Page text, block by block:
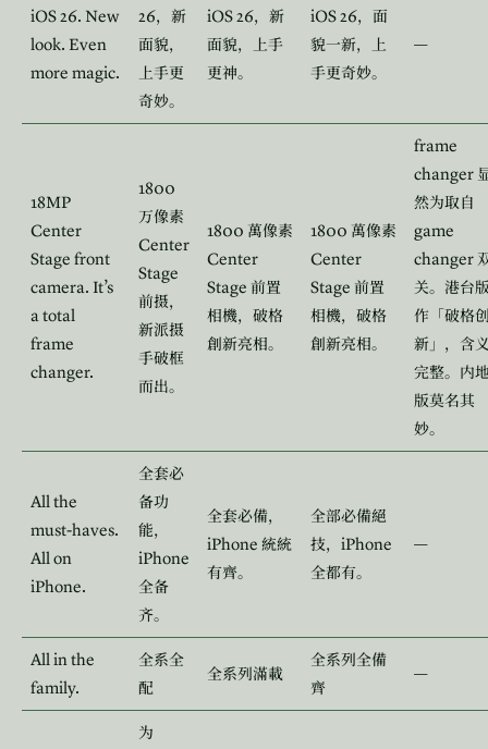
iOS 26. New
look. Even
more magic.
26，新
面貌，
上手更
奇妙。
iOS 26，新
面貌，上手
更神。
iOS 26，面
貌一新，上
手更奇妙。
—
18MP
Center
Stage front
camera. It’s
a total
frame
changer.
1800
万像素
Center
Stage
前摄，
新派摄
手破框
而出。
1800 萬像素
Center
Stage 前置
相機，破格
創新亮相。
1800 萬像素
Center
Stage 前置
相機，破格
創新亮相。
frame
changer
然为取自
game
changer
关。港台
作「破格
新」，含
完整。内
版莫名其
妙。
All the
must-haves.
All on
iPhone.
全套必
备功
能，
iPhone
全备
齐。
全套必備，
iPhone 統統
有齊。
全部必備絕
技， iPhone
全都有。
—
All in the
family.
全系全
配
全系列滿載
全系列全備
齊
—
为